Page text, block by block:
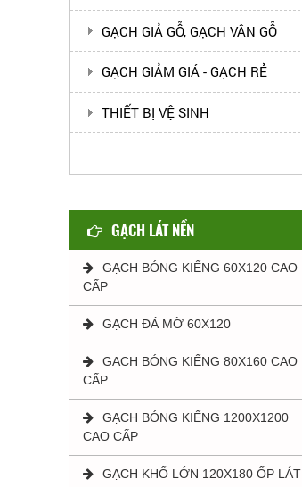
GẠCH GIẢ GỖ, GẠCH VÂN GỖ
GẠCH GIẢM GIÁ - GẠCH RẺ
THIẾT BỊ VỆ SINH
GẠCH LÁT NỀN
GẠCH BÓNG KIẾNG 60X120 CAO
CẤP
GẠCH ĐÁ MỜ 60X120
GẠCH BÓNG KIẾNG 80X160 CAO
CẤP
GẠCH BÓNG KIẾNG 1200X1200
CAO CẤP
GẠCH KHỔ LỚN 120X180 ỐP LÁT